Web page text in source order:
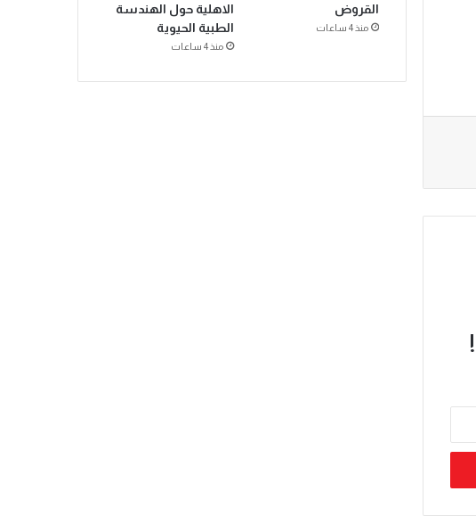
القروض
منذ 4 ساعات
الاهلية حول الهندسة
الطبية الحيوية
منذ 4 ساعات